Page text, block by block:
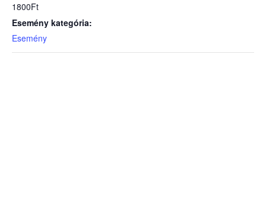
1800Ft
Esemény kategória:
Esemény